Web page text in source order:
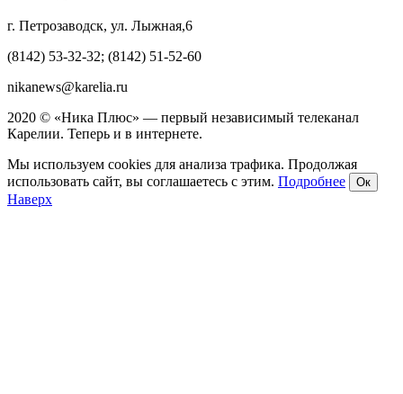
г. Петрозаводск, ул. Лыжная,6
(8142) 53-32-32; (8142) 51-52-60
nikanews@karelia.ru
2020 © «Ника Плюс» — первый независимый телеканал
Карелии. Теперь и в интернете.
Мы используем cookies для анализа трафика. Продолжая
использовать сайт, вы соглашаетесь с этим. Подробнее Ок
Наверх